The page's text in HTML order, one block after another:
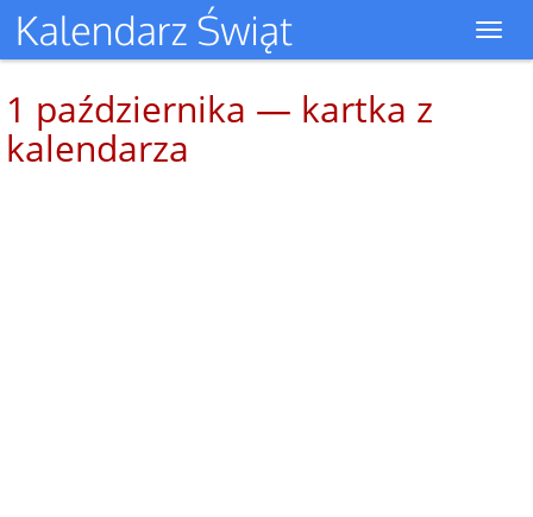
1 października — kartka z
kalendarza